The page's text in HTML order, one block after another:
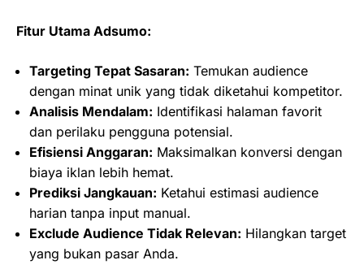
Fitur Utama Adsumo:
Targeting Tepat Sasaran: Temukan audience
dengan minat unik yang tidak diketahui kompetitor.
Analisis Mendalam: Identifikasi halaman favorit
dan perilaku pengguna potensial.
Efisiensi Anggaran: Maksimalkan konversi dengan
biaya iklan lebih hemat.
Prediksi Jangkauan: Ketahui estimasi audience
harian tanpa input manual.
Exclude Audience Tidak Relevan: Hilangkan target
yang bukan pasar Anda.